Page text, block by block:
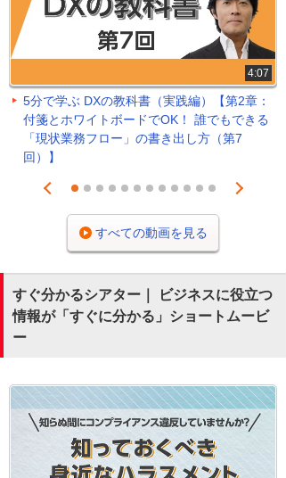
4:07
5分で学ぶ DXの教科書（実践編）【第2章：
付箋とホワイトボードでOK！ 誰でもできる
「現状業務フロー」の書き出し方（第7
回）】
Prev
1 2 3 4 5 6 7 8 9 101112
Next
すべての動画を見る
すぐ分かるシアター｜ ビジネスに役立つ
情報が「すぐに分かる」ショートムービ
ー